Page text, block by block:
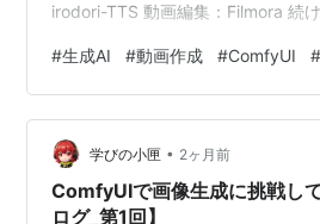
irodori-TTS 動画編集：Filmora 続
な？とか出てくるので、調べつつち
ような気はします。 うまくできな
しますがw 見返した時に、成長を
ばろー
#生成AI #動画作成 #ComfyUI
学びの小匣 • 2ヶ月前
ComfyUIで画像生成に挑戦し
ログ_第1回】